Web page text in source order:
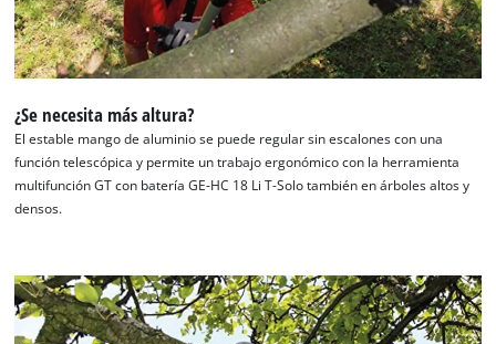
¡Necesitamos su consentimiento para
cargar el servicio Google Maps!
¿Se necesita más altura?
El estable mango de aluminio se puede regular sin escalones con una
función telescópica y permite un trabajo ergonómico con la herramienta
multifunción GT con batería GE-HC 18 Li T-Solo también en árboles altos y
densos.